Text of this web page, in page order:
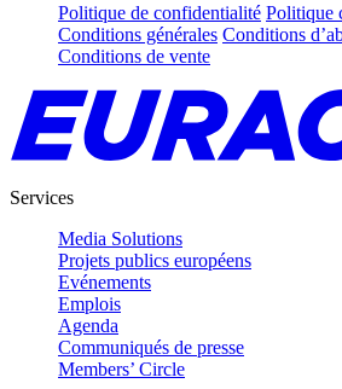
Politique de confidentialité Politique
Conditions générales Conditions
Conditions de vente
Services
Media Solutions
Projets publics européens
Evénements
Emplois
Agenda
Communiqués de presse
Members’ Circle